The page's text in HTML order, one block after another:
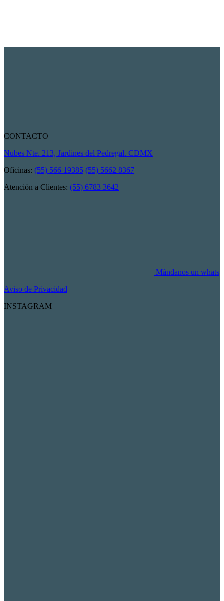
CONTACTO
Nubes Nte. 213, Jardines del Pedregal. CDMX
Oficinas: (55) 566 19385 (55) 5662 8367
Atención a Clientes: (55) 6783 3642
Mándanos un whats
Aviso de Privacidad
INSTAGRAM